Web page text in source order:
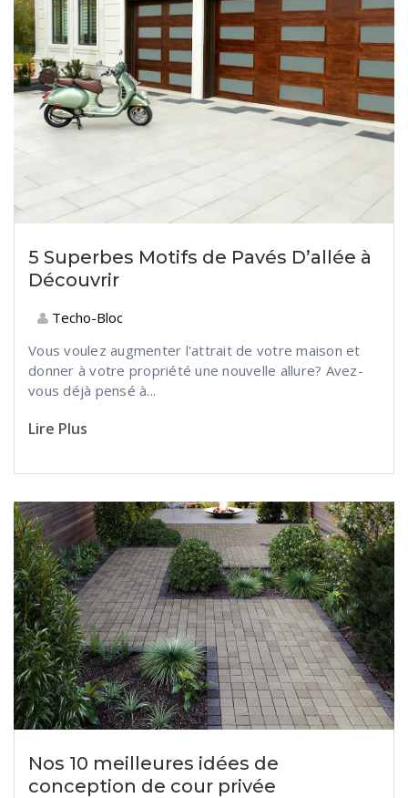
5 Superbes Motifs de Pavés D’allée à
Découvrir
Techo-Bloc
Vous voulez augmenter l'attrait de votre maison et
donner à votre propriété une nouvelle allure? Avez-
vous déjà pensé à...
Lire Plus
Nos 10 meilleures idées de
conception de cour privée